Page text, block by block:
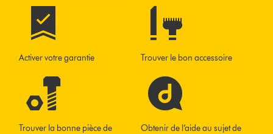
Activer votre garantie Trouver le bon accessoire
Trouver la bonne pièce de
Obtenir de l’aide au sujet de